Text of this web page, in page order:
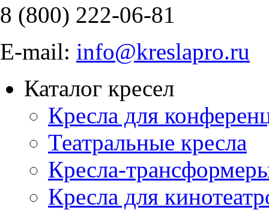
8 (800) 222-06-81
E-mail: info@kreslapro.ru
Каталог кресел
Кресла для
Театральные кресла
Кресла-
Кресла для